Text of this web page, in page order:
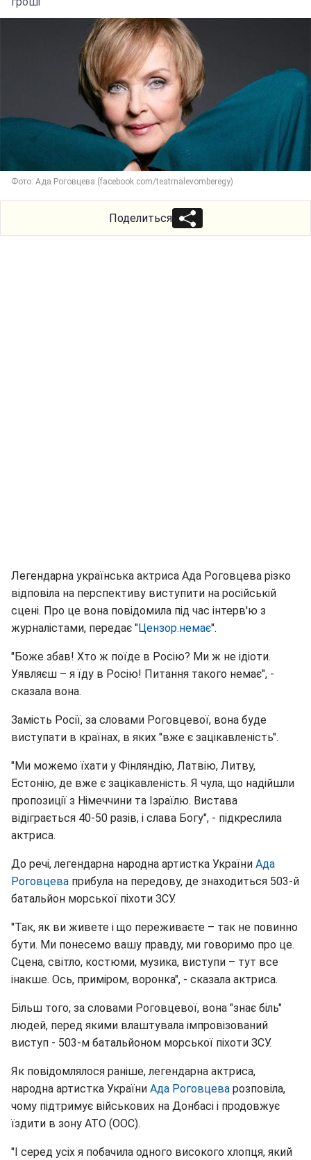
Фото: Ада Роговцева (facebook.com/teatrnalevomberegy)
Поделиться
Легендарна українська актриса Ада Роговцева різко
відповіла на перспективу виступити на російській
сцені. Про це вона повідомила під час інтерв'ю з
журналістами, передає "Цензор.немає".
"Боже збав! Хто ж поїде в Росію? Ми ж не ідіоти.
Уявляєш – я їду в Росію! Питання такого немає", -
сказала вона.
Замість Росії, за словами Роговцевої, вона буде
виступати в країнах, в яких "вже є зацікавленість".
"Ми можемо їхати у Фінляндію, Латвію, Литву,
Естонію, де вже є зацікавленість. Я чула, що надійшли
пропозиції з Німеччини та Ізраїлю. Вистава
відіграється 40-50 разів, і слава Богу", - підкреслила
актриса.
До речі, легендарна народна артистка України Ада
Роговцева прибула на передову, де знаходиться 503-й
батальйон морської піхоти ЗСУ.
"Так, як ви живете і що переживаєте – так не повинно
бути. Ми понесемо вашу правду, ми говоримо про це.
Сцена, світло, костюми, музика, виступи – тут все
інакше. Ось, приміром, воронка", - сказала актриса.
Більш того, за словами Роговцевої, вона "знає біль"
людей, перед якими влаштувала імпровізований
виступ - 503-м батальйоном морської піхоти ЗСУ.
Як повідомлялося раніше, легендарна актриса,
народна артистка України Ада Роговцева розповіла,
чому підтримує військових на Донбасі і продовжує
їздити в зону АТО (ООС).
"І серед усіх я побачила одного високого хлопця, який